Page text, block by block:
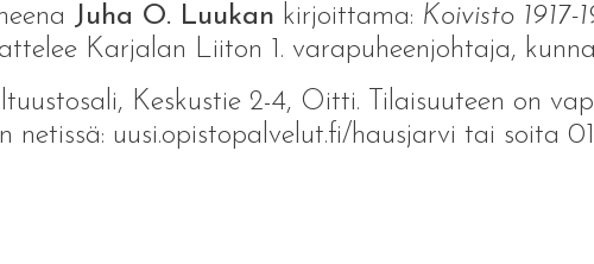
Juha O. Luukan kirjoittama: Koivisto
Karjalan Liiton 1. varapuheenjohtaja,
Keskustie 2-4, Oitti. Tilaisuuteen on
netissä: uusi.opistopalvelut.fi/hausjarvi tai soita